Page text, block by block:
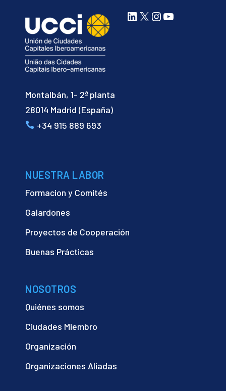
Montalbán, 1- 2ª planta
28014 Madrid (España)
+34 915 889 693
LinkedIn
X Instagram
YouTube
NUESTRA LABOR
Formacion y Comités
Galardones
Proyectos de Cooperación
Buenas Prácticas
NOSOTROS
Quiénes somos
Ciudades Miembro
Organización
Organizaciones Aliadas